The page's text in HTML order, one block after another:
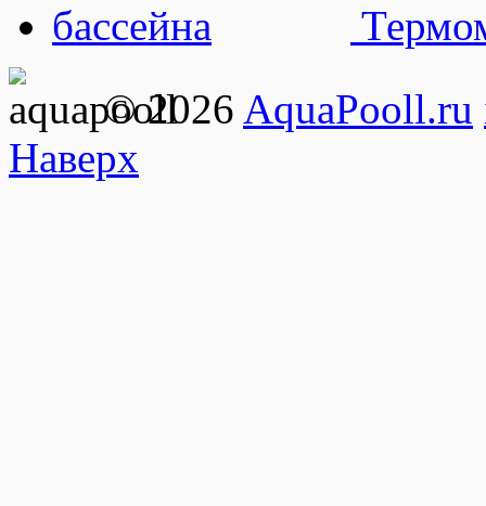
© 2026 AquaPooll.ru
Наверх